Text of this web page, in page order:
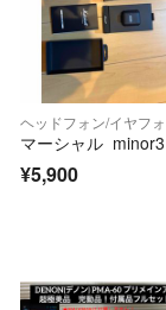
ヘッドフォン/イヤフ
マーシャル minor3
¥5,900